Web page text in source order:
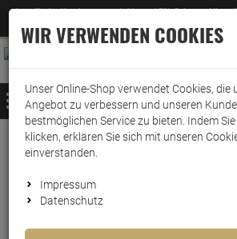
Jetzt für den Newsletter entscheiden und 5% Rabatt auf Ihre
–Zum Newsletter
MENÜ
Echte
EINLOGGEN UND BEWERTUNG
WIR VERWENDEN COOKIES
Unser Online-Shop verwendet Cookies, die
Angebot zu verbessern und unseren
bestmöglichen Service zu bieten. Indem
klicken, erklären Sie sich mit unseren
einverstanden.
Impressum
Datenschutz